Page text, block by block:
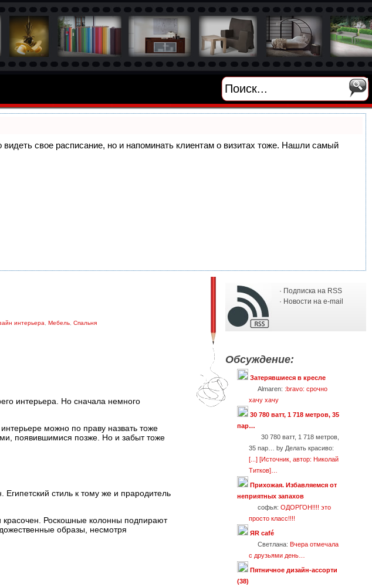
свое расписание, но и напоминать клиентам о визитах тоже. Нашли самый
интерьера Мебель Спальня
интерьера. Но сначала немного
можно по праву назвать тоже
появившимися позже. Но и забыт тоже
стиль к тому же и прародитель
красочен. Роскошные колонны подпирают
образы, несмотря
· Подписка на RSS
· Новости на e-mail
Обсуждение:
Затерявшиеся в кресле
Almaren: :bravo: срочно
хачу хачу
30 780 ватт, 1 718 метров, 35
пар…
30 780 ватт, 1 718 метров,
35 пар… by Делать красиво:
[...] [Источник, автор: Николай
Титков]…
Прихожая. Избавляемся от
неприятных запахов
софья: ОДОРГОН!!!! это
просто класс!!!!
ЯR café
Светлана: Вчера отмечала
с друзьями день…
Пятничное дизайн-ассорти
(38)